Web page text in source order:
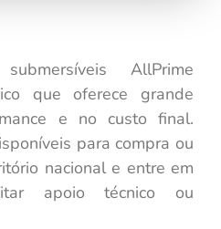
AllPrime
que oferece grande
e no custo final.
para compra ou
nacional e entre em
apoio técnico ou